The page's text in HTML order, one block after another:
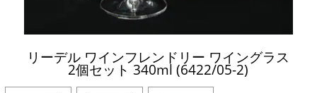
リーデル ワインフレンドリー ワイングラス
2個セット 340ml (6422/05-2)